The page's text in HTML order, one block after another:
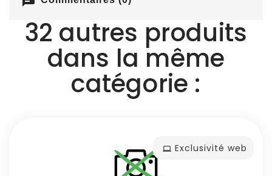
32 autres produits
dans la même
catégorie :
Exclusivité web